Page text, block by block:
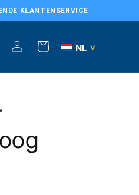
KLANTENSERVICE
Inloggen
Winkelwagen NL >
BE